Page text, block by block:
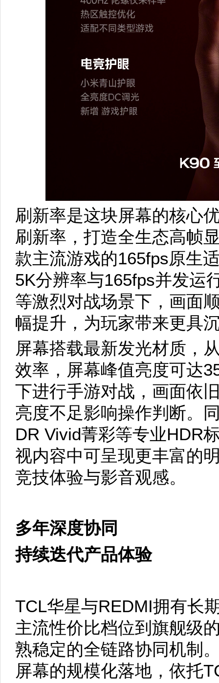
刷新率是这块屏幕的核心
刷新率，打造全生态高帧
款主流游戏的165fps原生
5K分辨率与165fps并发运
等激烈对战场景下，画面
幅提升，为玩家带来更具
屏幕搭载最新发光材质，
效率，屏幕峰值亮度可达
下进行手游对战，画面依
亮度不足影响操作判断。
DR Vivid菁彩等专业HDR
视内容中可呈现更丰富的
竞技体验与影音观感。
多年深度协同
持续迭代产品体验
TCL华星与REDMI拥有长
主流性价比档位到旗舰级
熟稳定的全链路协同机制
屏幕的规模化落地，依托